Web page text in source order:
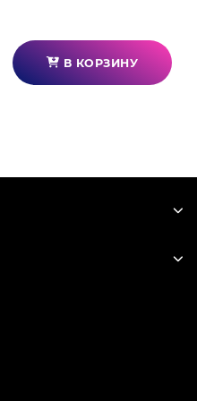
В КОРЗИНУ